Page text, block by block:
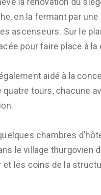
en la fermant par
ascenseurs. Sur le
pour faire place à
aidé à la
tours, chacune
chambres
le village thurgovien
et les coins de la